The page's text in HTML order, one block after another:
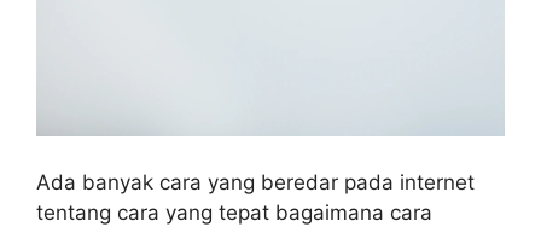
Ada banyak cara yang beredar pada internet
tentang cara yang tepat bagaimana cara